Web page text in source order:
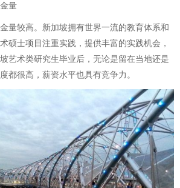
量
量较高。新加坡拥有世界一流的教育体系和
硕士项目注重实践，提供丰富的实践机会，
艺术类研究生毕业后，无论是留在当地还是
都很高，薪资水平也具有竞争力。